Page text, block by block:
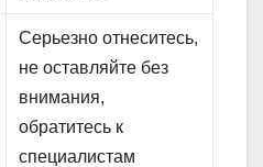
Серьезно отнеситесь,
не оставляйте без
внимания,
обратитесь к
специалистам